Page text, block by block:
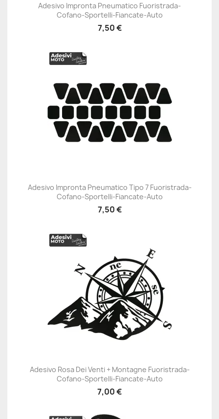
Adesivo Impronta Pneumatico Fuoristrada-
Cofano-Sportelli-Fiancate-Auto
7,50 €
Adesivo Impronta Pneumatico Tipo 7 Fuoristrada-
Cofano-Sportelli-Fiancate-Auto
7,50 €
Adesivo Rosa Dei Venti + Montagne Fuoristrada-
Cofano-Sportelli-Fiancate-Auto
7,00 €